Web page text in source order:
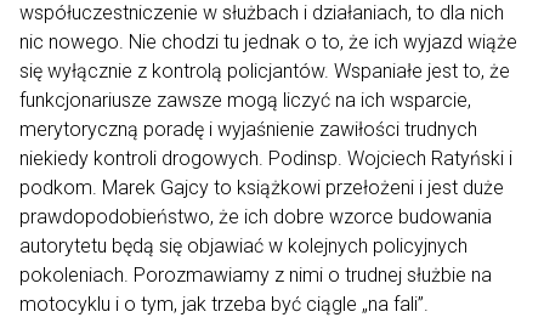
współuczestniczenie w służbach i działaniach, to dla nich
nic nowego. Nie chodzi tu jednak o to, że ich wyjazd wiąże
się wyłącznie z kontrolą policjantów. Wspaniałe jest to, że
funkcjonariusze zawsze mogą liczyć na ich wsparcie,
merytoryczną poradę i wyjaśnienie zawiłości trudnych
niekiedy kontroli drogowych. Podinsp. Wojciech Ratyński i
podkom. Marek Gajcy to książkowi przełożeni i jest duże
prawdopodobieństwo, że ich dobre wzorce budowania
autorytetu będą się objawiać w kolejnych policyjnych
pokoleniach. Porozmawiamy z nimi o trudnej służbie na
motocyklu i o tym, jak trzeba być ciągle „na fali”.